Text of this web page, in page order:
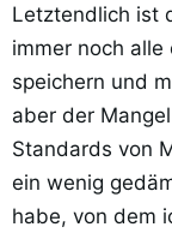
Letztendlich ist
immer noch
speichern und
aber der
Standards von
ein wenig
habe, von dem